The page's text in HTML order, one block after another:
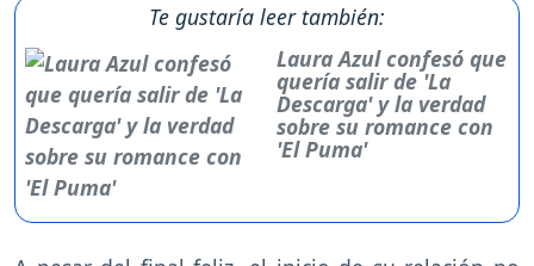
Te gustaría leer también:
Laura Azul confesó que
quería salir de 'La
Descarga' y la verdad
sobre su romance con
'El Puma'